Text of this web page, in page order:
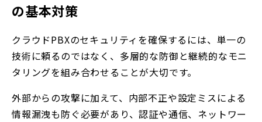
の基本対策
クラウドPBXのセキュリティを確保するには、単一の
技術に頼るのではなく、多層的な防御と継続的なモニ
タリングを組み合わせることが大切です。
外部からの攻撃に加えて、内部不正や設定ミスによる
情報漏洩も防ぐ必要があり、認証や通信、ネットワー